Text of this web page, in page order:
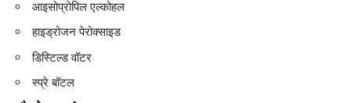
आइसोप्रोपिल एल्कोहल
हाइड्रोजन पेरोक्साइड
डिस्टिल्ड वॉटर
स्प्रे बॉटल